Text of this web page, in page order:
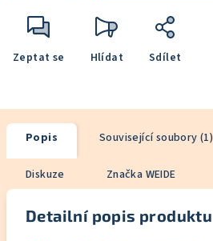
Zeptat se Hlídat Sdílet
Popis Související soubory (1)
Diskuze Značka WEIDE
Detailní popis produktu